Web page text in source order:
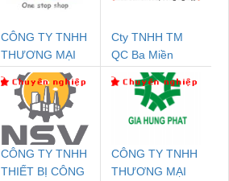
CÔNG TY TNHH
THƯƠNG MẠI
THIÊN ÂN VIỆT
NAM
Cty TNHH TM
QC Ba Miền
CÔNG TY TNHH
THIẾT BỊ CÔNG
CÔNG TY TNHH
THƯƠNG MẠI